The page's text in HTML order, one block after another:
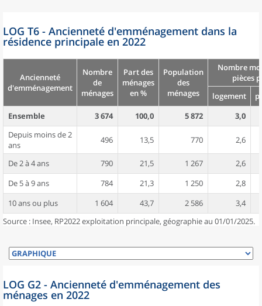
LOG T6 - Ancienneté d'emménagement dans la
résidence principale en 2022
Ancienneté
d'emménagement
Nombre
de
ménages
Part des
ménages
en %
Population
des
ménages
Nombre
pièces
logement
Ensemble
3 674 100,0 5 872
3,0
Depuis moins de 2
ans
496 13,5 770 2,6
De 2 à 4 ans 790 21,5 1 267
2,6
De 5 à 9 ans
784 21,3 1 250
2,8
10 ans ou plus
1 604 43,7 2 586
3,4
Source : Insee, RP2022 exploitation principale, géographie au 01/01/2025.
LOG G2 - Ancienneté d'emménagement des
ménages en 2022